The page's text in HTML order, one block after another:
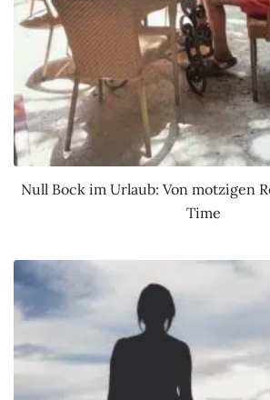
Null Bock im Urlaub: Von motzigen
Time